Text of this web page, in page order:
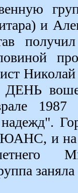
и
вошел
1987
и на